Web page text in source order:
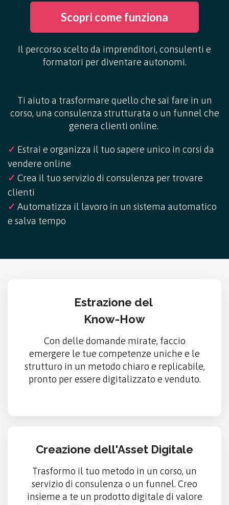
Scopri come funziona
Il percorso scelto da imprenditori, consulenti e
formatori per diventare autonomi.
Ti aiuto a trasformare quello che sai fare in un
corso, una consulenza strutturata o un funnel che
genera clienti online.
✓ Estrai e organizza il tuo sapere unico in corsi da
vendere online
✓ Crea il tuo servizio di consulenza per trovare
clienti
✓ Automatizza il lavoro in un sistema automatico
e salva tempo
Estrazione del
Know-How
Con delle domande mirate, faccio
emergere le tue competenze uniche e le
strutturo in un metodo chiaro e replicabile,
pronto per essere digitalizzato e venduto.
Creazione dell'Asset Digitale
Trasformo il tuo metodo in un corso, un
servizio di consulenza o un funnel. Creo
insieme a te un prodotto digitale di valore